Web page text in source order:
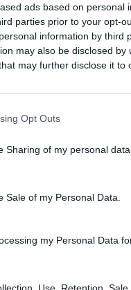
ads based on personal
parties prior to your opt-
information by third
may also be disclosed
may further disclose it to
Opt Outs
Sharing of my personal data.
Sale of my Personal Data.
my Personal Data
Use, Retention,
bonheur en explorant
un don !